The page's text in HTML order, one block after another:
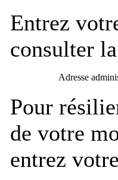
Entrez
consulter
Adresse
Pour
de votre
entrez